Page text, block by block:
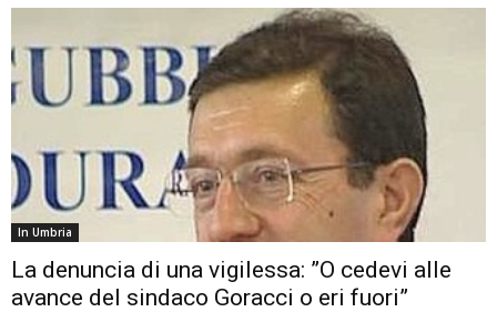
In Umbria
La denuncia di una vigilessa: ”O cedevi alle
avance del sindaco Goracci o eri fuori”